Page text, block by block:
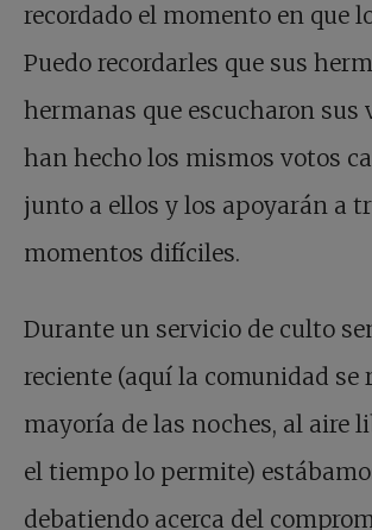
recordado el momento en que
Puedo recordarles que sus
hermanas que escucharon sus
han hecho los mismos votos
junto a ellos y los apoyarán a
momentos difíciles.
Durante un servicio de culto
reciente (aquí la comunidad se
mayoría de las noches, al aire
el tiempo lo permite)
debatiendo acerca del